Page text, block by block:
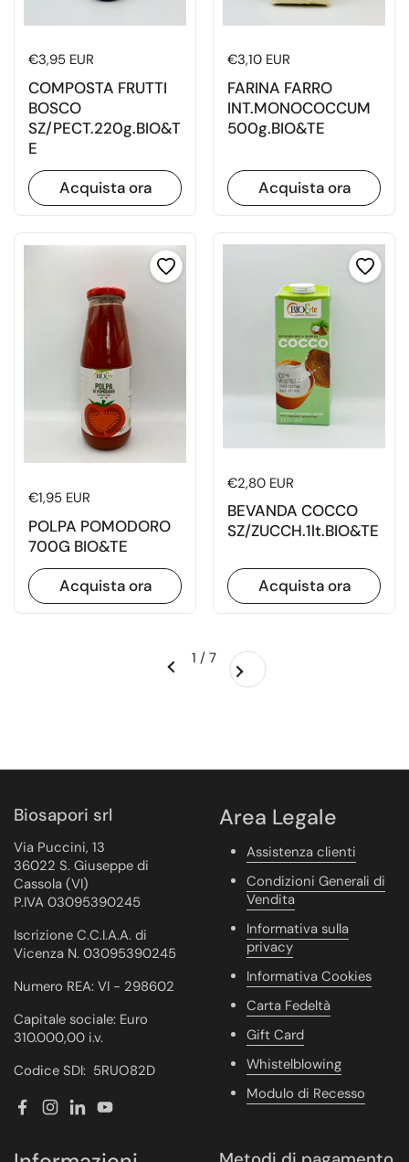
Prezzo di listino
€3,95 EUR
COMPOSTA FRUTTI
BOSCO
SZ/PECT.220g.BIO&T
E
Acquista ora
Prezzo di listino
€3,10 EUR
FARINA FARRO
INT.MONOCOCCUM
500g.BIO&TE
Acquista ora
Prezzo di listino
€1,95 EUR
POLPA POMODORO
700G BIO&TE
Acquista ora
Prezzo di listino
€2,80 EUR
BEVANDA COCCO
SZ/ZUCCH.1lt.BIO&TE
Acquista ora
Precedente
1 / 7 Successivo
Biosapori srl
Via Puccini, 13
36022 S. Giuseppe di
Cassola (VI)
P.IVA 03095390245
Iscrizione C.C.I.A.A. di
Vicenza N. 03095390245
Numero REA: VI - 298602
Capitale sociale: Euro
310.000,00 i.v.
Codice SDI: 5RUO82D
Facebook
Instagram
LinkedInYouTube
Area Legale
Assistenza clienti
Condizioni Generali di
Vendita
Informativa sulla
privacy
Informativa Cookies
Carta Fedeltà
Gift Card
Whistelblowing
Modulo di Recesso